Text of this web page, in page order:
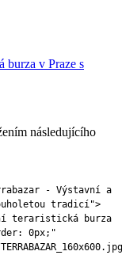
následujícího
- Výstavní a
tradicí">
teraristická burza
0px;"